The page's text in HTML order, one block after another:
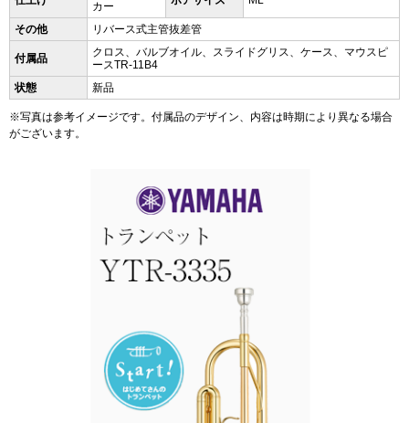
カー
その他 リバース式主管抜差管
付属品
クロス、バルブオイル、スライドグリス、ケース、マウスピ
ースTR-11B4
状態
新品
※写真は参考イメージです。付属品のデザイン、内容は時期により異なる場合
がございます。